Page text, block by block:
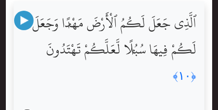
ٱلَّذِى جَعَلَ لَكُمُ ٱلْأَرْضَ مَهْدًۭا وَجَعَلَ
لَكُمْ فِيهَا سُبُلًۭا لَّعَلَّكُمْ تَهْتَدُونَ
﴿١٠﴾